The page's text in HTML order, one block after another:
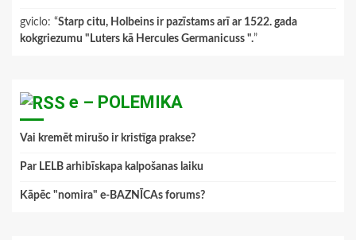
gviclo: “Starp citu, Holbeins ir pazīstams arī ar 1522. gada
kokgriezumu "Luters kā Hercules Germanicuss ".”
e – POLEMIKA
Vai kremēt mirušo ir kristīga prakse?
Par LELB arhibīskapa kalpošanas laiku
Kāpēc "nomira" e-BAZNĪCAs forums?